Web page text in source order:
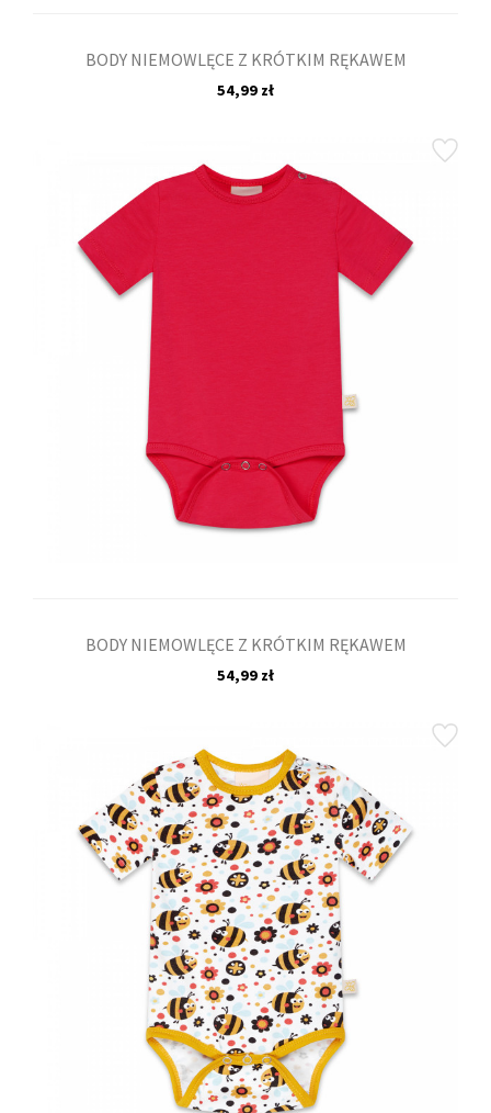
BODY NIEMOWLĘCE Z KRÓTKIM RĘKAWEM
54,99 zł
BODY NIEMOWLĘCE Z KRÓTKIM RĘKAWEM
54,99 zł